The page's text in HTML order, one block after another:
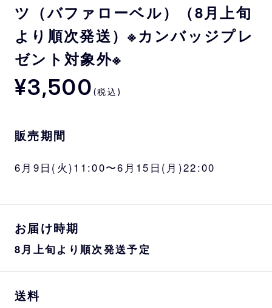
ツ（バファローベル）（8月上旬
より順次発送）※カンバッジプレ
ゼント対象外※
¥3,500 (税込)
販売期間
6月9日(火)11:00〜6月15日(月)22:00
お届け時期
8月上旬より順次発送予定
送料